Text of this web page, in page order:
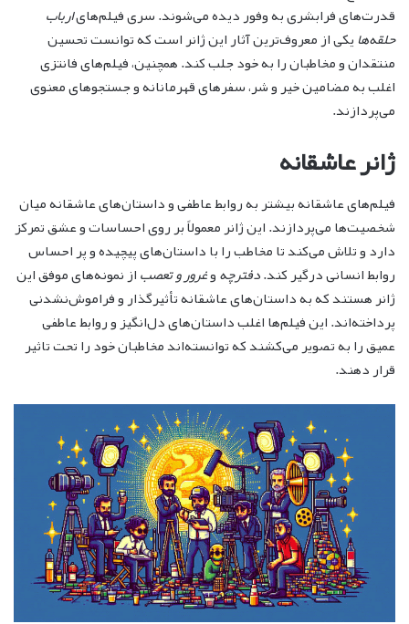
قدرت‌های فرابشری به وفور دیده می‌شوند. سری فیلم‌هایارباب
حلقه‌هایکی از معروف‌ترین آثار این ژانر است که توانست تحسین
منتقدان و مخاطبان را به خود جلب کند. همچنین، فیلم‌های فانتزی
اغلب به مضامین خیر و شر، سفرهای قهرمانانه و جستجوهای معنوی
می‌پردازند.
ژانر عاشقانه
فیلم‌های عاشقانه بیشتر به روابط عاطفی و داستان‌های عاشقانه میان
شخصیت‌ها می‌پردازند. این ژانر معمولاً بر روی احساسات و عشق تمرکز
دارد و تلاش می‌کند تا مخاطب را با داستان‌های پیچیده و پر احساس
روابط انسانی درگیر کند.دفترچهوغرور و تعصباز نمونه‌های موفق این
ژانر هستند که به داستان‌های عاشقانه تأثیرگذار و فراموش‌نشدنی
پرداخته‌اند. این فیلم‌ها اغلب داستان‌های دل‌انگیز و روابط عاطفی
عمیق را به تصویر می‌کشند که توانسته‌اند مخاطبان خود را تحت تاثیر
قرار دهند.